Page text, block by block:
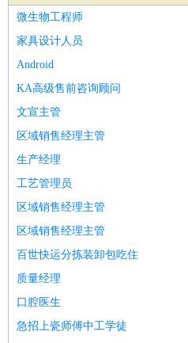
微生物工程师
家具设计人员
Android
KA高级售前咨询顾问
文宣主管
区域销售经理主管
生产经理
工艺管理员
区域销售经理主管
区域销售经理主管
百世快运分拣装卸包吃住
质量经理
口腔医生
急招上瓷师傅中工学徒